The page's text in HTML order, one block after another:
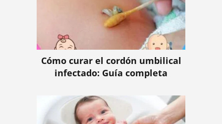
Cómo curar el cordón umbilical
infectado: Guía completa